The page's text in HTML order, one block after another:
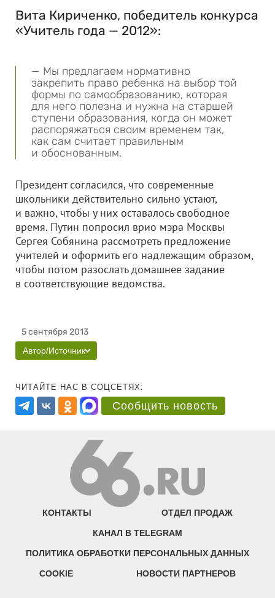
Вита Кириченко, победитель конкурса
«Учитель года — 2012»:
— Мы предлагаем нормативно
закрепить право ребенка на выбор той
формы по самообразованию, которая
для него полезна и нужна на старшей
ступени образования, когда он может
распоряжаться своим временем так,
как сам считает правильным
и обоснованным.
Президент согласился, что современные
школьники действительно сильно устают,
и важно, чтобы у них оставалось свободное
время. Путин попросил врио мэра Москвы
Сергея Собянина рассмотреть предложение
учителей и оформить его надлежащим образом,
чтобы потом разослать домашнее задание
в соответствующие ведомства.
5 сентября 2013
Автор/Источник
ЧИТАЙТЕ НАС В СОЦСЕТЯХ:
Сообщить новость
КОНТАКТЫ ОТДЕЛ ПРОДАЖ
КАНАЛ В TELEGRAM
ПОЛИТИКА ОБРАБОТКИ ПЕРСОНАЛЬНЫХ ДАННЫХ
COOKIE НОВОСТИ ПАРТНЕРОВ